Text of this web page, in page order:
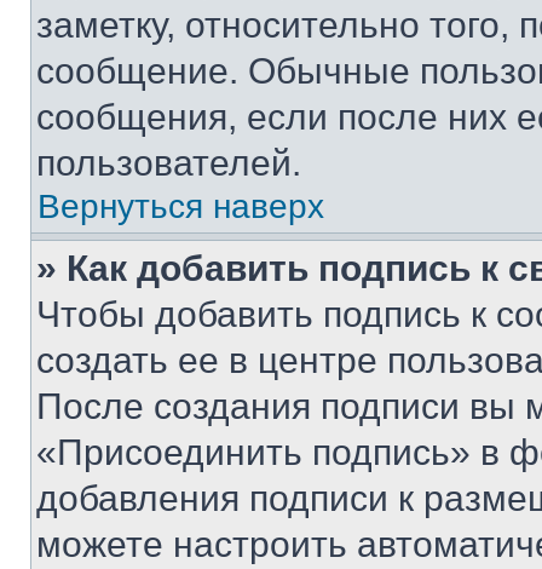
заметку, относительно
сообщение. Обычные
сообщения, если после них
пользователей.
Вернуться наверх
» Как добавить подпись к
Чтобы добавить подпись к
создать ее в центре
После создания подписи вы
«Присоединить подпись» в
добавления подписи к
можете настроить